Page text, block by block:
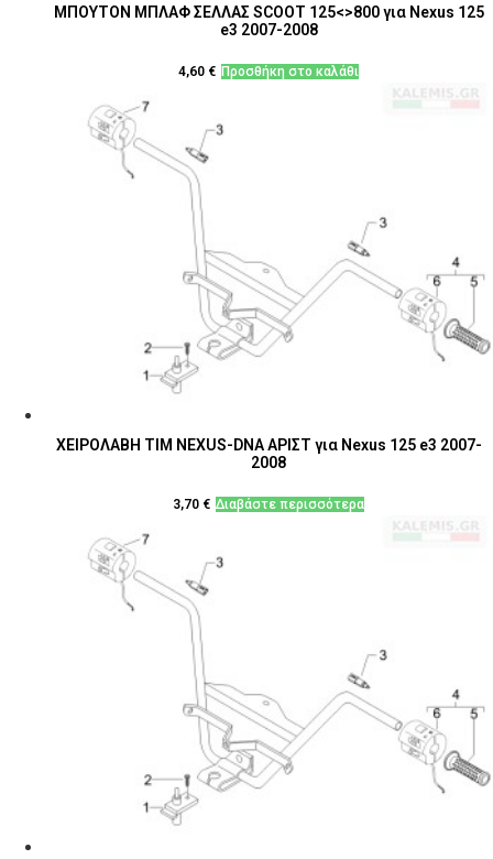
ΜΠΟΥΤΟΝ ΜΠΛΑΦ ΣΕΛΛΑΣ SCOOT 125<>800 για Nexus 125
e3 2007-2008
4,60 € Προσθήκη στο καλάθι
ΧΕΙΡΟΛΑΒΗ ΤΙΜ NEXUS-DNA ΑΡΙΣΤ για Nexus 125 e3 2007-
2008
3,70 € Διαβάστε περισσότερα